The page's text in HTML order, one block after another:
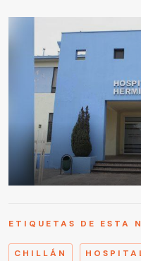
ETIQUETAS DE ESTA
CHILLÁN